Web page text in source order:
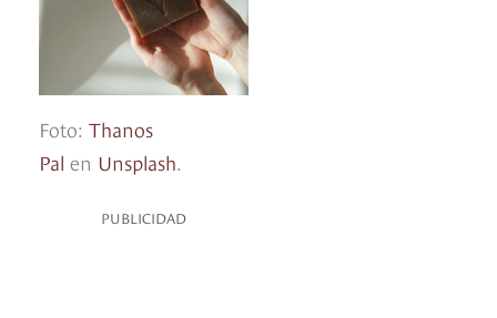
Foto: Thanos
Pal en Unsplash.
PUBLICIDAD